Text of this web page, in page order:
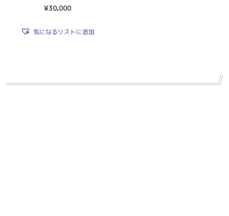
¥30,000
気になるリストに追加